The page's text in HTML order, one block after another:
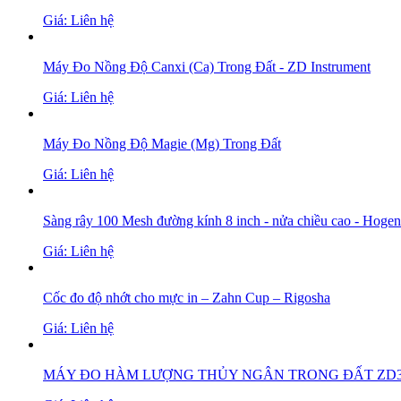
Giá: Liên hệ
Máy Đo Nồng Độ Canxi (Ca) Trong Đất - ZD Instrument
Giá: Liên hệ
Máy Đo Nồng Độ Magie (Mg) Trong Đất
Giá: Liên hệ
Sàng rây 100 Mesh đường kính 8 inch - nửa chiều cao -
Giá: Liên hệ
Cốc đo độ nhớt cho mực in – Zahn Cup – Rigosha
Giá: Liên hệ
MÁY ĐO HÀM LƯỢNG THỦY NGÂN TRONG ĐẤT